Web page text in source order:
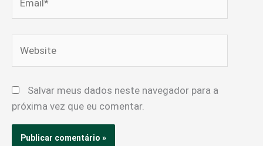
Salvar meus dados neste navegador para a
próxima vez que eu comentar.